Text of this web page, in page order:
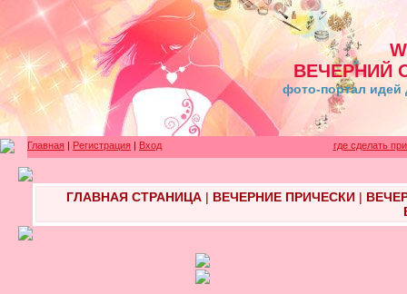
ВЕЧЕРНИЙ
фото-портал идей
Главная | Регистрация | Вход где сделать
ГЛАВНАЯ СТРАНИЦА| ВЕЧЕРНИЕ ПРИЧЕСКИ|